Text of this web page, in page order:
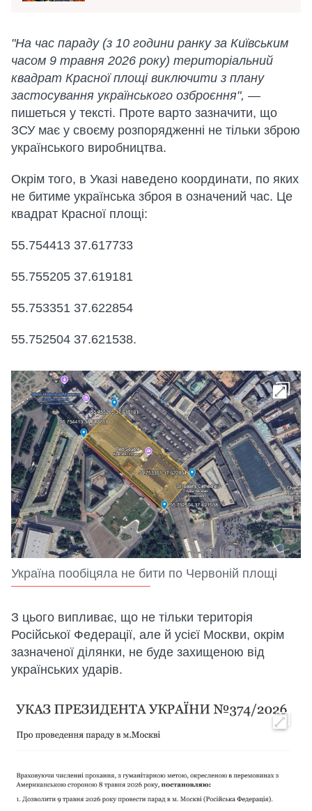
"На час параду (з 10 години ранку за Київським
часом 9 травня 2026 року) територіальний
квадрат Красної площі виключити з плану
застосування українського озброєння", —
пишеться у тексті. Проте варто зазначити, що
ЗСУ має у своєму розпорядженні не тільки зброю
українського виробництва.
Окрім того, в Указі наведено координати, по яких
не битиме українська зброя в означений час. Це
квадрат Красної площі:
55.754413 37.617733
55.755205 37.619181
55.753351 37.622854
55.752504 37.621538.
Україна пообіцяла не бити по Червоній площі
З цього випливає, що не тільки територія
Російської Федерації, але й усієї Москви, окрім
зазначеної ділянки, не буде захищеною від
українських ударів.